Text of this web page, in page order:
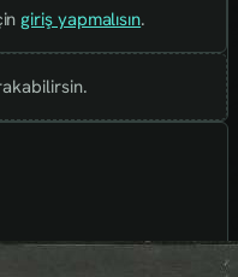
giriş yapmalısın.